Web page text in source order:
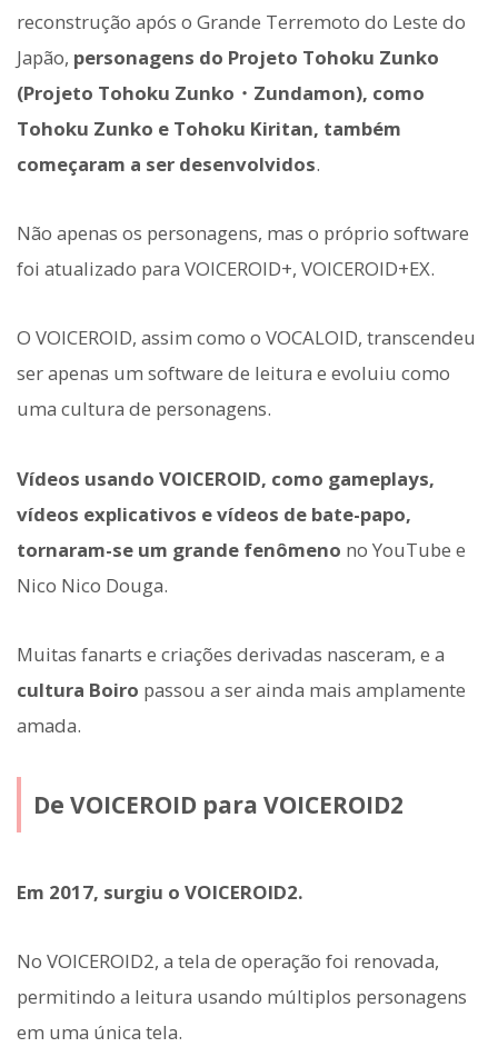
reconstrução após o Grande Terremoto do Leste do
Japão, personagens do Projeto Tohoku Zunko
(Projeto Tohoku Zunko・Zundamon), como
Tohoku Zunko e Tohoku Kiritan, também
começaram a ser desenvolvidos.
Não apenas os personagens, mas o próprio software
foi atualizado para VOICEROID+, VOICEROID+EX.
O VOICEROID, assim como o VOCALOID, transcendeu
ser apenas um software de leitura e evoluiu como
uma cultura de personagens.
Vídeos usando VOICEROID, como gameplays,
vídeos explicativos e vídeos de bate-papo,
tornaram-se um grande fenômeno no YouTube e
Nico Nico Douga.
Muitas fanarts e criações derivadas nasceram, e a
cultura Boiro passou a ser ainda mais amplamente
amada.
De VOICEROID para VOICEROID2
Em 2017, surgiu o VOICEROID2.
No VOICEROID2, a tela de operação foi renovada,
permitindo a leitura usando múltiplos personagens
em uma única tela.